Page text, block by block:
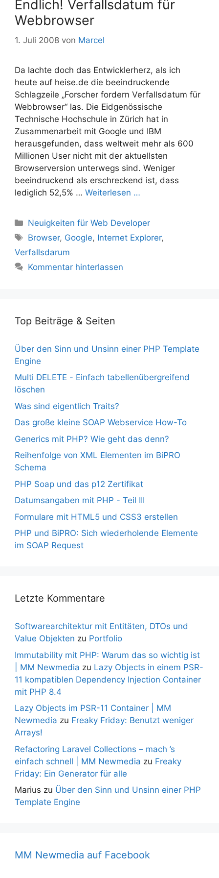
Endlich! Verfallsdatum für
Webbrowser
1. Juli 2008 von Marcel
Da lachte doch das Entwicklerherz, als ich
heute auf heise.de die beeindruckende
Schlagzeile „Forscher fordern Verfallsdatum für
Webbrowser“ las. Die Eidgenössische
Technische Hochschule in Zürich hat in
Zusammenarbeit mit Google und IBM
herausgefunden, dass weltweit mehr als 600
Millionen User nicht mit der aktuellsten
Browserversion unterwegs sind. Weniger
beeindruckend als erschreckend ist, dass
lediglich 52,5% … Weiterlesen …
Kategorien
Neuigkeiten für Web Developer
Schlagwörter
Browser, Google, Internet Explorer,
Verfallsdarum
Kommentar hinterlassen
Top Beiträge & Seiten
Über den Sinn und Unsinn einer PHP Template
Engine
Multi DELETE - Einfach tabellenübergreifend
löschen
Was sind eigentlich Traits?
Das große kleine SOAP Webservice How-To
Generics mit PHP? Wie geht das denn?
Reihenfolge von XML Elementen im BiPRO
Schema
PHP Soap und das p12 Zertifikat
Datumsangaben mit PHP - Teil III
Formulare mit HTML5 und CSS3 erstellen
PHP und BiPRO: Sich wiederholende Elemente
im SOAP Request
Letzte Kommentare
Softwarearchitektur mit Entitäten, DTOs und
Value Objekten zu Portfolio
Immutability mit PHP: Warum das so wichtig ist
| MM Newmedia zu Lazy Objects in einem PSR-
11 kompatiblen Dependency Injection Container
mit PHP 8.4
Lazy Objects im PSR-11 Container | MM
Newmedia zu Freaky Friday: Benutzt weniger
Arrays!
Refactoring Laravel Collections – mach ’s
einfach schnell | MM Newmedia zu Freaky
Friday: Ein Generator für alle
Marius zu Über den Sinn und Unsinn einer PHP
Template Engine
MM Newmedia auf Facebook